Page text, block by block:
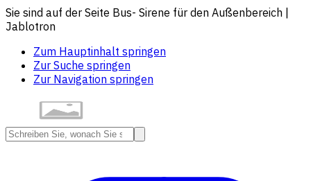
Sie sind auf der Seite Bus- Sirene für den Außenbereich |
Jablotron
Zum Hauptinhalt springen
Zur Suche springen
Zur Navigation springen